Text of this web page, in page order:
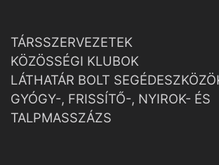
TÁRSSZERVEZETEK
KÖZÖSSÉGI KLUBOK
LÁTHATÁR BOLT
GYÓGY-, FRISSÍTŐ-, NYIROK- ÉS
TALPMASSZÁZS